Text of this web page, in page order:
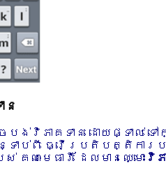
ន
ចបង់វិភាគទាន ដោយផ្ទាល់
ន្ទាប់ពី ធ្វើប្រតិបត្តិកា
គណៈមេធាវី ដែលមានឈ្មោះ វិភ